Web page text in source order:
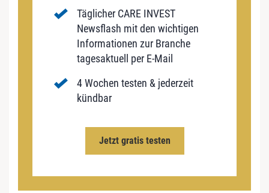
Täglicher CARE INVEST
Newsflash mit den wichtigen
Informationen zur Branche
tagesaktuell per E-Mail
4 Wochen testen & jederzeit
kündbar
Jetzt gratis testen